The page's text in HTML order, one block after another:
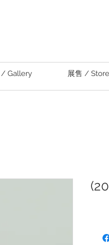
/ Gallery 展售 / Store